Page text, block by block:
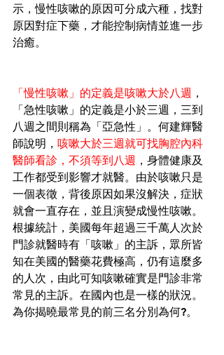
示，慢性咳嗽的原因可分成六種，找對
原因對症下藥，才能控制病情並進一步
治癒。
「慢性咳嗽」的定義是咳嗽大於八週 ，
「急性咳嗽」的定義是小於三週，三到
八週之間則稱為「亞急性」。何建輝醫
師說明， 咳嗽大於三週就可找胸腔內科
醫師看診，不須等到八週 ，身體健康及
工作都受到影響才就醫。由於咳嗽只是
一個表徵，背後原因如果沒解決，症狀
就會一直存在，並且演變成慢性咳嗽。
根據統計，美國每年超過三千萬人次於
門診就醫時有「咳嗽」的主訴，眾所皆
知在美國的醫藥花費極高，仍有這麼多
的人次，由此可知咳嗽確實是門診非常
常見的主訴。在國內也是一樣的狀況。
為你揭曉最常見的前三名分別為何?。